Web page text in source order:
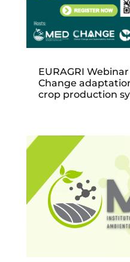
EURAGRI
Change
crop production